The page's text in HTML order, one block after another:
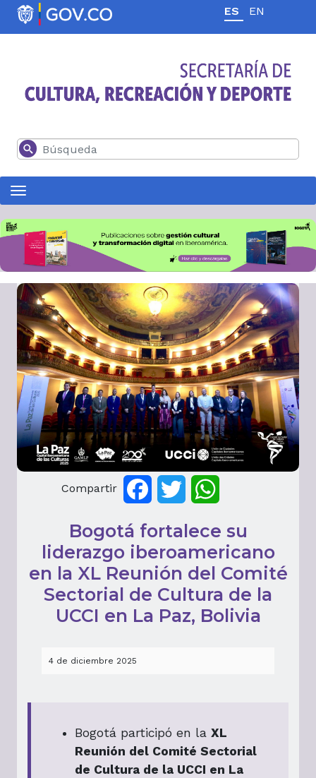
Pasar al contenido principal
Buscar
Compartir FacebookTwitter
Bogotá fortalece su
liderazgo iberoamericano
en la XL Reunión del Comité
Sectorial de Cultura de la
UCCI en La Paz, Bolivia
4 de diciembre 2025
Bogotá participó en la XL
Reunión del Comité Sectorial
de Cultura de la UCCI en La